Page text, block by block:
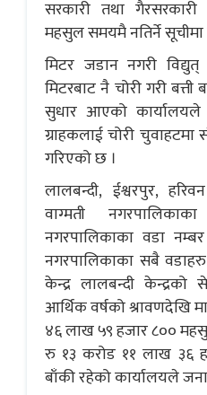
सरकारी तथा गैरसरकारी
महसुल समयमै नतिर्ने
मिटर जडान नगरी
मिटरबाट नै चोरी गरी
सुधार आएको
ग्राहकलाई चोरी चुवाहटमा
गरिएको छ ।
लालबन्दी, ईश्वरपुर,
वाग्मती
नगरपालिकाका वडा
नगरपालिकाका सबै
केन्द्र लालबन्दी केन्द्रको
आर्थिक वर्षको श्रावणदेखि
४६ लाख ५९ हजार ८००
रु १३ करोड ११ लाख ३६
बाँकी रहेको कार्यालयले